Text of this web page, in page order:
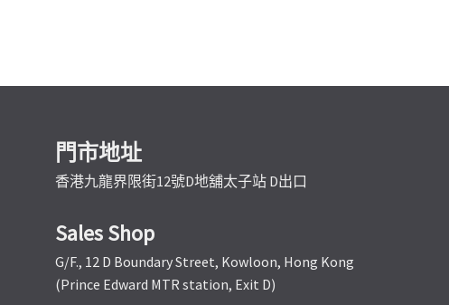
門市地址
香港九龍界限街12號D地舖太子站 D出口
Sales Shop
G/F., 12 D Boundary Street, Kowloon, Hong Kong
(Prince Edward MTR station, Exit D)